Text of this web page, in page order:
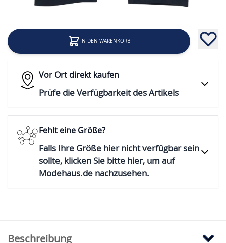
Inkl. 19% Steuern
IN DEN WARENKORB
Vor Ort direkt kaufen
Prüfe die Verfügbarkeit des Artikels
Fehlt eine Größe?
Falls Ihre Größe hier nicht verfügbar sein
sollte, klicken Sie bitte hier, um auf
Modehaus.de nachzusehen.
Beschreibung